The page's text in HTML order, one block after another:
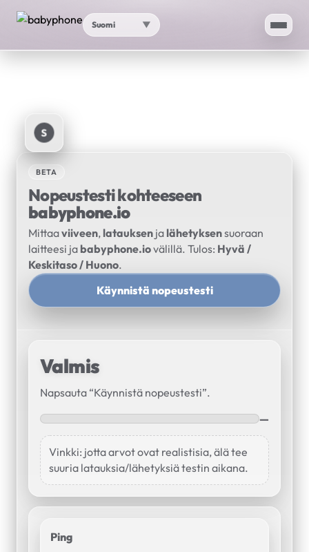
Suomi ▼
Proxy-tarkistus
▼
S
BETA
Nopeustesti kohteeseen
babyphone.io
Mittaaviiveen, latauksen ja lähetyksensuoraan
laitteesi ja babyphone.iovälillä. Tulos: Hyvä /
Keskitaso / Huono.
Käynnistä nopeustesti
Valmis
Napsauta “Käynnistä nopeustesti”.
—
Vinkki: jotta arvot ovat realistisia, älä tee
suuria latauksia/lähetyksiä testin aikana.
Ping